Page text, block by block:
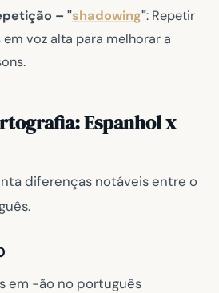
– "shadowing": Repetir
voz alta para melhorar a
Espanhol x
diferenças notáveis entre o
em -ão no português